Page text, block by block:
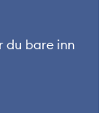
du bare inn